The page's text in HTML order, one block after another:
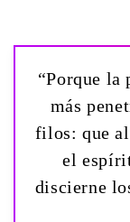
“Porque la
más
filos: que
el
discierne